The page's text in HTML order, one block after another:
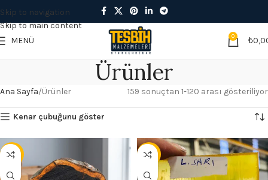
Skip to navigation
Skip to main content
MENÜ
0 ₺
Ürünler
Ana Sayfa Ürünler 159 sonuçtan 1-120 arası gösteriliyor
Kenar çubuğunu göster
- 10% - 13%